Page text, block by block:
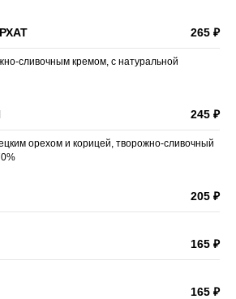
265 ₽
сливочным кремом, с натуральной
245 ₽
орехом и корицей, творожно-сливочный
205 ₽
165 ₽
165 ₽